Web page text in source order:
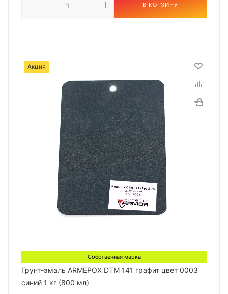
В КОРЗИНУ
Акция
Собственная марка
Грунт-эмаль ARMEPOX DTM 141 графит цвет 0003
синий 1 кг (800 мл)